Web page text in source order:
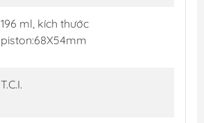
196 ml, kích thước
piston:68X54mm
T.C.I.